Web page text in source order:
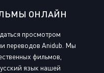
ОНЛАЙН
просмотром
переводов Anidub. Мы
фильмов,
язык нашей